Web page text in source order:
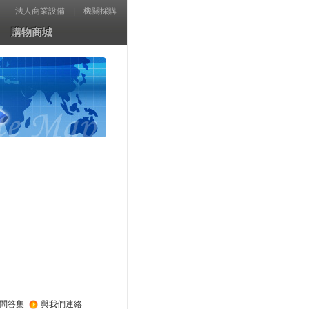
法人商業設備| 機關採購
購物商城
答集 與我們連絡